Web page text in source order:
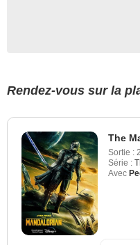
Rendez-vous sur la
The
Sortie :
Série :
Avec